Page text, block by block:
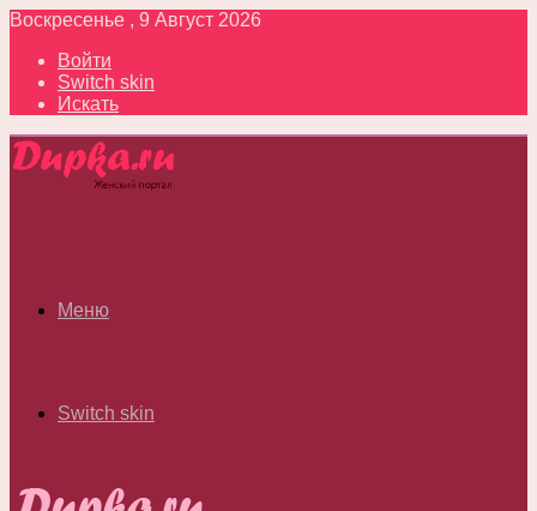
Воскресенье , 9 Август 2026
Войти
Switch skin
Искать
Меню
Switch skin